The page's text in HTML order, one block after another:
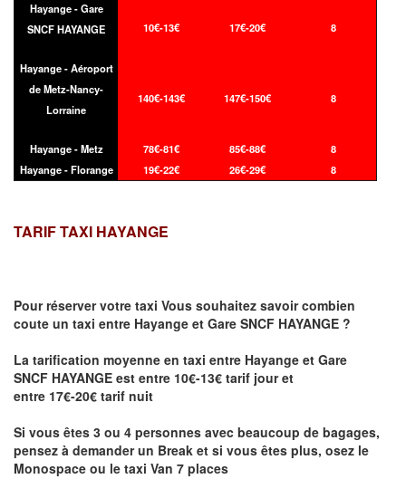
Hayange - Gare
SNCF HAYANGE
10€-13€ 17€-20€ 8
Hayange - Aéroport
de Metz-Nancy-
Lorraine
140€-143€ 147€-150€ 8
Hayange - Metz 78€-81€ 85€-88€
8
Hayange - Florange
19€-22€ 26€-29€ 8
TARIF TAXI HAYANGE
Pour réserver votre taxi Vous souhaitez savoircombien
coute un taxi entre Hayange et Gare SNCF HAYANGE ?
La tarification moyenne en taxi entre Hayange et Gare
SNCF HAYANGE est entre 10€-13€ tarif jour et
entre 17€-20€ tarif nuit
Si vous êtes 3 ou 4 personnes avec beaucoup de bagages,
pensez à demander un Break et si vous êtes plus, osez le
Monospace ou le taxi Van 7 places